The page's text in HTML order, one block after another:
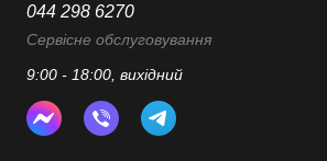
044 298 6270
Сервісне обслуговування
9:00 - 18:00, вихідний